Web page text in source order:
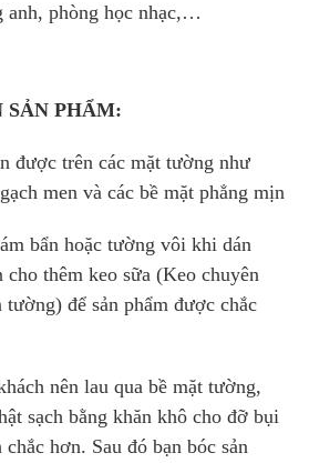
anh, phòng học nhạc,…
SẢN PHẨM:
được trên các mặt tường như
men và các bề mặt phẳng mịn
bẩn hoặc tường vôi khi dán
cho thêm keo sữa (Keo chuyên
tường) để sản phẩm được chắc
nên lau qua bề mặt tường,
sạch bằng khăn khô cho đỡ bụi
hơn. Sau đó bạn bóc sản